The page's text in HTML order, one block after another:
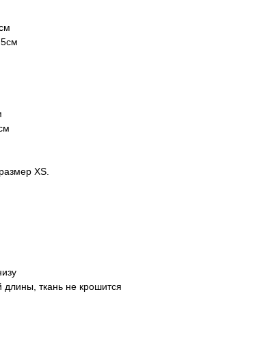
XS.
ткань не крошится